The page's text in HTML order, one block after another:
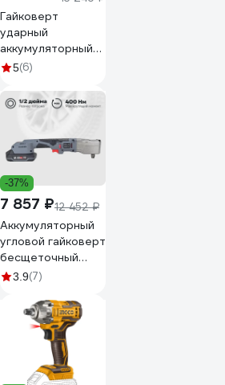
Гайковерт
ударный
аккумуляторный
Einhell PXC
В, BL, 230 Нм, 1/2"
+ 1 акк. 2.5 Ач + ЗУ
4510080SET
5(6)
-37%
7 857 ₽12 452 ₽
Аккумуляторный
угловой гайковерт
бесщеточный
Profipower
ion-2шт, 2.0Ач,
400Нм, З/У, в
коробке) E0127
3.9(7)